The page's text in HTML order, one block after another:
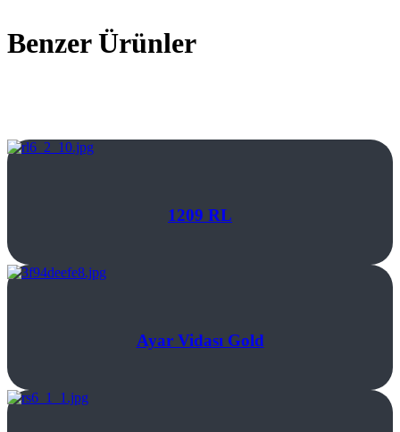
Benzer Ürünler
1209 RL
Ayar Vidası Gold